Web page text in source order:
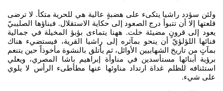
ولئن سؤدد راشيا يتكىء على هضبةٍ عالية هي للحرية متكأ. لا ترضى
قلعتها إلا أن تتبوأ درج الصعود إلى حكاية الاستقلال. فبناؤها الصليبيّ
يعود إلى قرونٍ مضيئة خلت. ههنا يتماءى بؤبؤ المخيلة في جمالية
فنائها اللؤلؤيّ أن ينحو بمآثره إلى راشيا القرية، فيستضيء هناك
بمآتٍ من تاريخ الشهابيين الأوائل، ثم يأتلق بالنشوة مأخوذاً حين يتنعم
برؤية أبنائها مستأسدين في مناوأة إبراهيم باشا المصري، ويعلي
استئنافه للظلم غداة ارتداد مناوئها عنها مطأطىء الرأس لا يلوي
على شيء.